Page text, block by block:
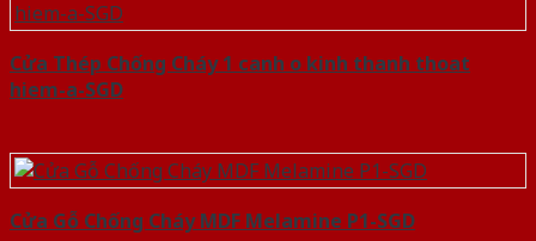
Cửa Thép Chống Cháy 1 canh o kinh thanh thoat
hiem-a-SGD
Cửa Gỗ Chống Cháy MDF Melamine P1-SGD